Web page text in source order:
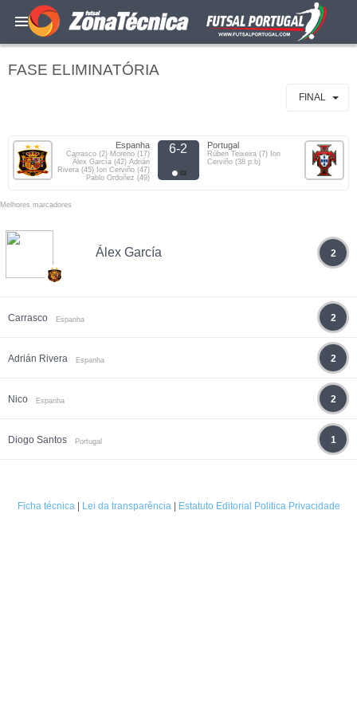
FASE ELIMINATÓRIA
FINAL
Espanha
Carrasco (2) Moreno (17)
Álex García (42) Adrián
Rivera (45) Ion Cerviño (47)
Pablo Ordoñez (49)
6-2 Portugal
Rúben Teixeira (7) Ion
Cerviño (38 p.b)
Melhores marcadores
Álex García 2
Carrasco Espanha 2
Adrián Rivera Espanha 2
Nico Espanha 2
Diogo Santos Portugal 1
Ficha técnica| Lei da transparência| Estatuto Editorial Politica Privacidade